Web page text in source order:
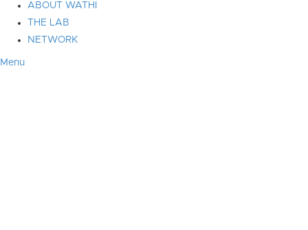
ABOUT WATHI
THE LAB
NETWORK
Menu